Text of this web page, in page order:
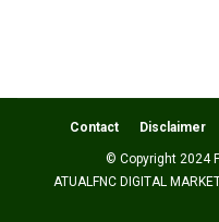
Contact Disclaimer
© Copyright 2024
ATUALFNC DIGITAL